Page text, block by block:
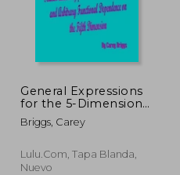
40%
dcto. $
General Expressions
for the 5-Dimensional
Riemann-Christoffel,
Ricci, and Einstein
and Riemann
Curvature Scalar
Briggs, Carey
Lulu.com, Tapa Blanda,
Nuevo